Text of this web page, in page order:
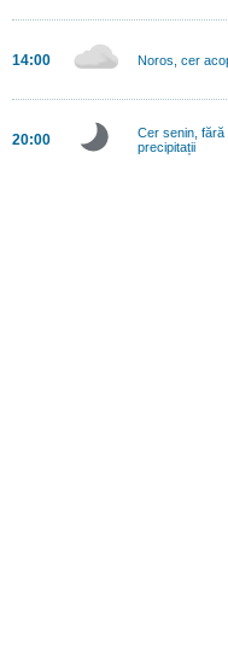
14:00 Noros, cer
20:00
Cer senin, fără
precipitații